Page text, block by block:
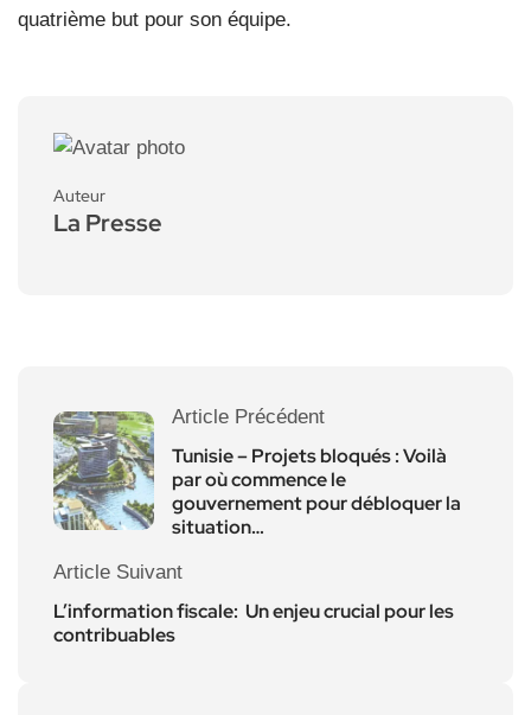
quatrième but pour son équipe.
Auteur
La Presse
Article Précédent
Tunisie – Projets bloqués : Voilà
par où commence le
gouvernement pour débloquer la
situation…
Article Suivant
L’information fiscale: Un enjeu crucial pour les
contribuables